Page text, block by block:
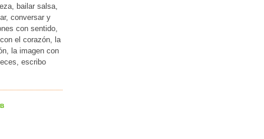
bailar salsa,
conversar y
con sentido,
el corazón, la
la imagen con
escribo